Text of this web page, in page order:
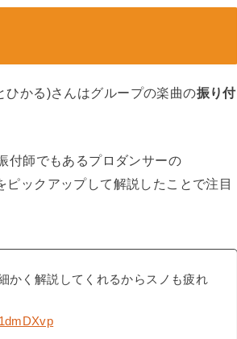
ひかる)さんはグループの楽曲の振り付
付師でもあるプロダンサーの
ックアップして解説したことで注目
かく解説してくれるからスノも疲れ